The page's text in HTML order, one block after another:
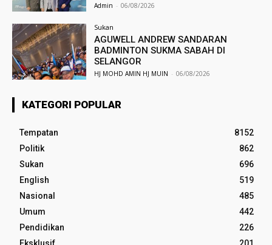
Admin - 06/08/2026
Sukan
AGUWELL ANDREW SANDARAN
BADMINTON SUKMA SABAH DI
SELANGOR
HJ MOHD AMIN HJ MUIN - 06/08/2026
KATEGORI POPULAR
Tempatan
8152
Politik
862
Sukan
696
English
519
Nasional
485
Umum
442
Pendidikan
226